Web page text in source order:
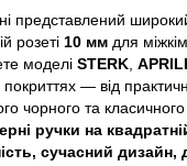
представлений
розеті 10 мм для
моделі STERK
покриттях — від
чорного та
ручки на
сучасний дизайн,